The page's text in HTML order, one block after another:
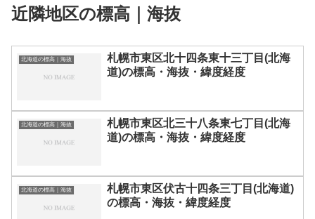
近隣地区の標高｜海抜
北海道の標高｜海抜
札幌市東区北十四条東十三丁目(北海
道)の標高・海抜・緯度経度
北海道の標高｜海抜
札幌市東区北三十八条東七丁目(北海
道)の標高・海抜・緯度経度
北海道の標高｜海抜
札幌市東区伏古十四条三丁目(北海道)
の標高・海抜・緯度経度